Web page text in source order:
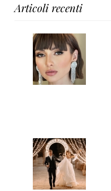
Articoli recenti